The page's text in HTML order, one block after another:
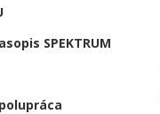
SPEKTRUM